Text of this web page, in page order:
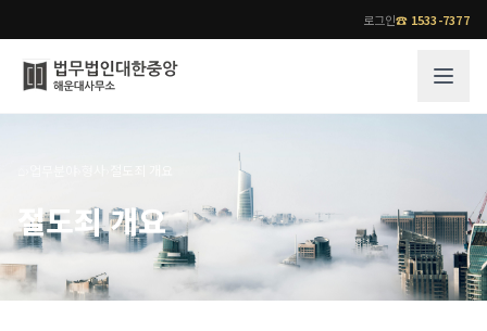
로그인☎ 1533-7377
법무법인 대한중앙의 강점
오시는 길
기업 인사이트
사례분석/최신동향
절도죄 개요